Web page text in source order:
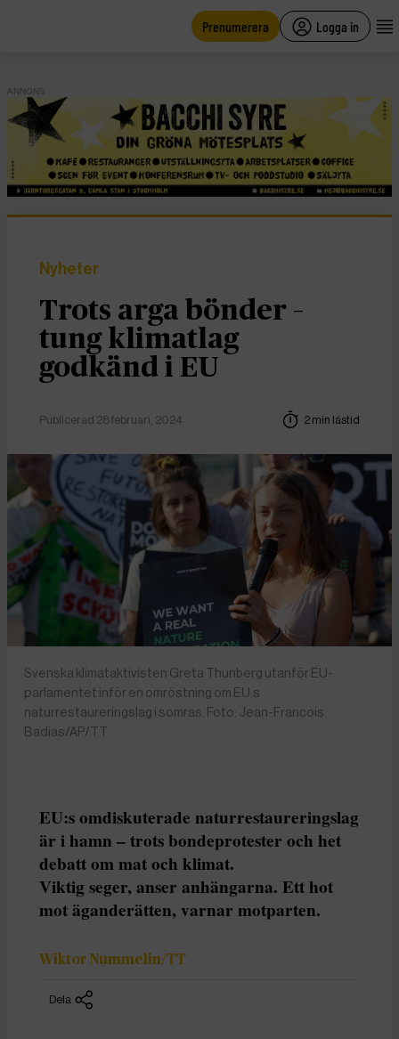
Prenumerera Logga in
ANNONS
Nyheter
Trots arga bönder –
tung klimatlag
godkänd i EU
Publicerad 28 februari, 2024 2 min lästid
Svenska klimataktivisten Greta Thunberg utanför EU-
parlamentet inför en omröstning om EU:s
naturrestaureringslag i somras. Foto: Jean-Francois
Badias/AP/TT
EU:s omdiskuterade naturrestaureringslag
är i hamn – trots bondeprotester och het
debatt om mat och klimat.
Viktig seger, anser anhängarna. Ett hot
mot äganderätten, varnar motparten.
Wiktor Nummelin/TT
Dela